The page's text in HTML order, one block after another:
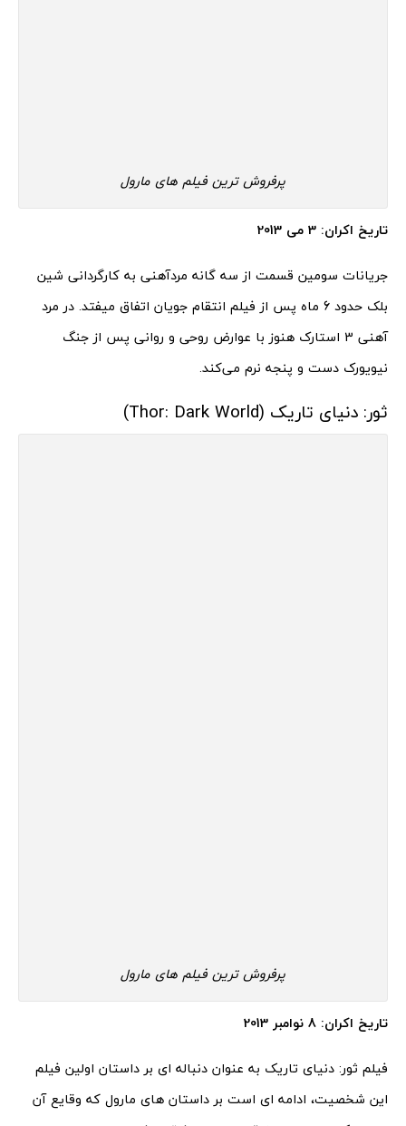
پرفروش ترین فیلم های مارول
تاریخ اکران: 3 می 2013
جریانات سومین قسمت از سه گانه مردآهنی به کارگردانی شین
بلک حدود 6 ماه پس از فیلم انتقام جویان اتفاق میفتد. در مرد
آهنی 3 استارک هنوز با عوارض روحی و روانی پس از جنگ
نیویورک دست و پنجه نرم می‌کند.
ثور: دنیای تاریک (Thor: Dark World)
پرفروش ترین فیلم های مارول
تاریخ اکران: 8 نوامبر 2013
فیلم ثور: دنیای تاریک به عنوان دنباله ای بر داستان اولین فیلم
این شخصیت، ادامه ای است بر داستان های مارول که وقایع آن